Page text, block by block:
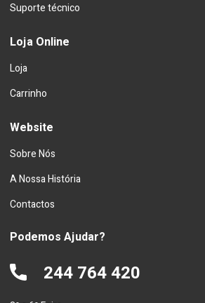
Suporte técnico
Loja Online
Loja
Carrinho
Website
Sobre Nós
A Nossa História
Contactos
Podemos Ajudar?
244 764 420